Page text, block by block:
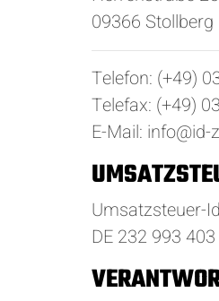
09366 Stollberg
Telefon: (+49)
Telefax: (+49)
E-Mail:
Umsatzsteuer-
DE 232 993 403